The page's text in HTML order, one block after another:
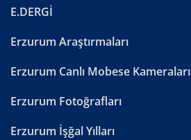
E.DERGİ
Erzurum Araştırmaları
Erzurum Canlı Mobese Kameraları
Erzurum Fotoğrafları
Erzurum İşğal Yılları